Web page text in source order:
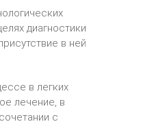
диагностики
в ней
в легких
лечение, в
с